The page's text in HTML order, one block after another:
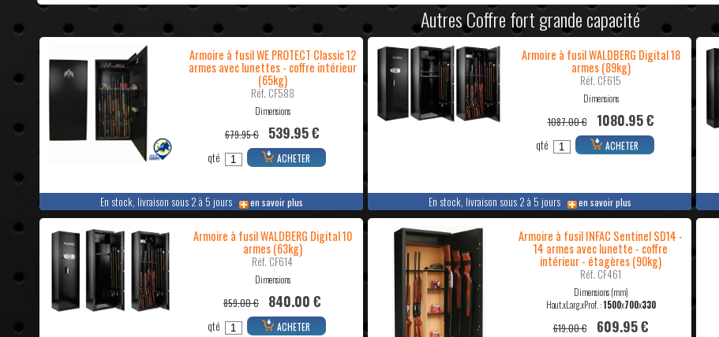
Autres Coffre fort grande capacité
En stock, livraison sous 2 à 5 jours en savoir plus
Armoire à fusil WE PROTECT Classic 12
armes avec lunettes - coffre intérieur
(65kg)
Réf. CF588
Dimensions
679.95 € 539.95 €
qté ACHETER
En stock, livraison sous 2 à 5 jours en savoir plus
Armoire à fusil WALDBERG Digital 18
armes (89kg)
Réf. CF615
Dimensions
1087.00 € 1080.95 €
qté ACHETER
Armoire à fusil WALDBERG Digital 10
armes (63kg)
Réf. CF614
Dimensions
859.00 € 840.00 €
qté ACHETER
Armoire à fusil INFAC Sentinel SD14 -
14 armes avec lunette - coffre
intérieur - étagères (90kg)
Réf. CF461
Dimensions (mm)
Haut.xLarg.xProf. :1500x700x330
619.00 € 609.95 €